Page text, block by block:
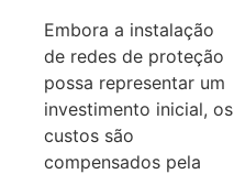
Embora a instalação
de redes de proteção
possa representar um
investimento inicial, os
custos são
compensados pela